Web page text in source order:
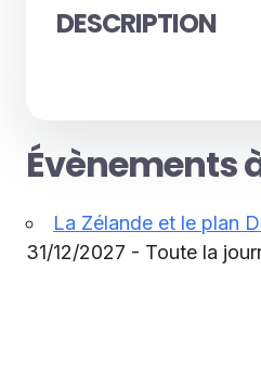
DESCRIPTION
Évènements
La Zélande et le plan
31/12/2027 - Toute la